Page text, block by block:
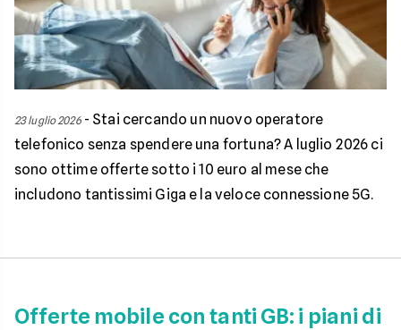
23 luglio 2026- Stai cercando un nuovo operatore
telefonico senza spendere una fortuna? A luglio 2026 ci
sono ottime offerte sotto i 10 euro al mese che
includono tantissimi Giga e la veloce connessione 5G.
Offerte mobile con tanti GB: i piani di